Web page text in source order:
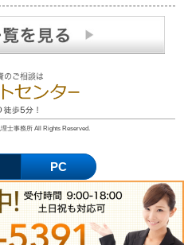
士事務所 All Rights Reserved.
PC